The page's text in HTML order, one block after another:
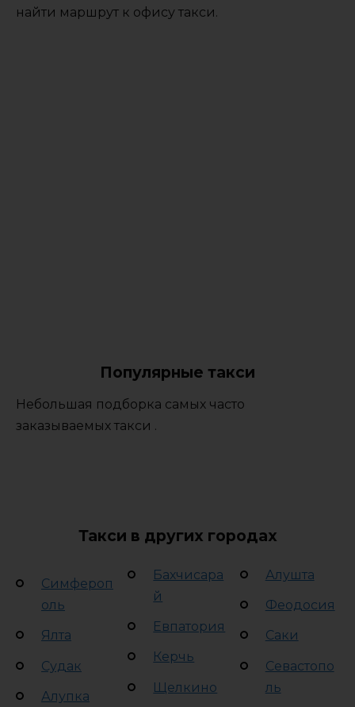
найти маршрут к офису такси.
Популярные такси
Небольшая подборка самых часто
заказываемых такси .
Такси в других городах
Симфероп
оль
Ялта
Судак
Алупка
Бахчисара
й
Евпатория
Керчь
Щелкино
Алушта
Феодосия
Саки
Севастопо
ль